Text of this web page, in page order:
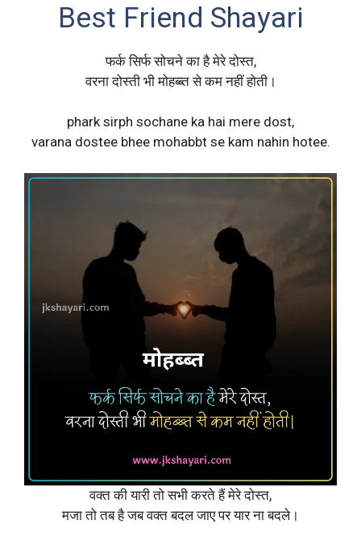
Best Friend Shayari
फर्क सिर्फ सोचने का है मेरे दोस्त,
वरना दोस्ती भी मोहब्ब्त से कम नहीं होती।
phark sirph sochane ka hai mere dost,
varana dostee bhee mohabbt se kam nahin hotee.
वक्त की यारी तो सभी करते हैं मेरे दोस्त,
मजा तो तब है जब वक्त बदल जाए पर यार ना बदले।